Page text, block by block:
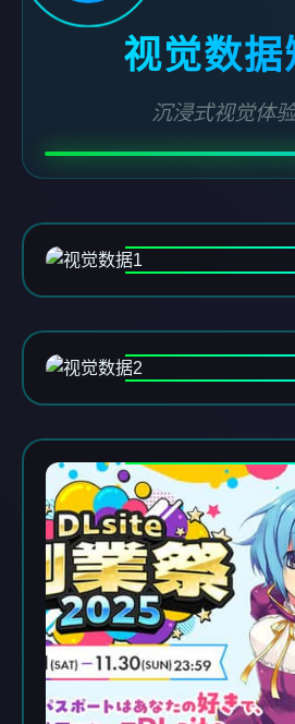
视觉数据
沉浸式视觉体